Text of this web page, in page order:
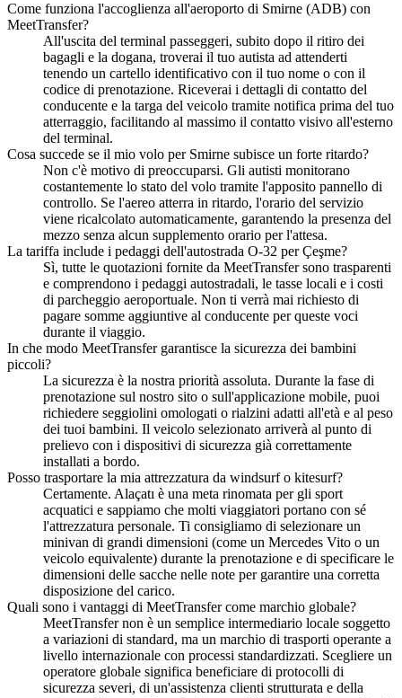
Come funziona l'accoglienza all'aeroporto di Smirne (ADB) con
MeetTransfer?
All'uscita del terminal passeggeri, subito dopo il ritiro dei
bagagli e la dogana, troverai il tuo autista ad attenderti
tenendo un cartello identificativo con il tuo nome o con il
codice di prenotazione. Riceverai i dettagli di contatto del
conducente e la targa del veicolo tramite notifica prima del tuo
atterraggio, facilitando al massimo il contatto visivo all'esterno
del terminal.
Cosa succede se il mio volo per Smirne subisce un forte ritardo?
Non c'è motivo di preoccuparsi. Gli autisti monitorano
costantemente lo stato del volo tramite l'apposito pannello di
controllo. Se l'aereo atterra in ritardo, l'orario del servizio
viene ricalcolato automaticamente, garantendo la presenza del
mezzo senza alcun supplemento orario per l'attesa.
La tariffa include i pedaggi dell'autostrada O-32 per Çeşme?
Sì, tutte le quotazioni fornite da MeetTransfer sono trasparenti
e comprendono i pedaggi autostradali, le tasse locali e i costi
di parcheggio aeroportuale. Non ti verrà mai richiesto di
pagare somme aggiuntive al conducente per queste voci
durante il viaggio.
In che modo MeetTransfer garantisce la sicurezza dei bambini
piccoli?
La sicurezza è la nostra priorità assoluta. Durante la fase di
prenotazione sul nostro sito o sull'applicazione mobile, puoi
richiedere seggiolini omologati o rialzini adatti all'età e al peso
dei tuoi bambini. Il veicolo selezionato arriverà al punto di
prelievo con i dispositivi di sicurezza già correttamente
installati a bordo.
Posso trasportare la mia attrezzatura da windsurf o kitesurf?
Certamente. Alaçatı è una meta rinomata per gli sport
acquatici e sappiamo che molti viaggiatori portano con sé
l'attrezzatura personale. Ti consigliamo di selezionare un
minivan di grandi dimensioni (come un Mercedes Vito o un
veicolo equivalente) durante la prenotazione e di specificare le
dimensioni delle sacche nelle note per garantire una corretta
disposizione del carico.
Quali sono i vantaggi di MeetTransfer come marchio globale?
MeetTransfer non è un semplice intermediario locale soggetto
a variazioni di standard, ma un marchio di trasporti operante a
livello internazionale con processi standardizzati. Scegliere un
operatore globale significa beneficiare di protocolli di
sicurezza severi, di un'assistenza clienti strutturata e della